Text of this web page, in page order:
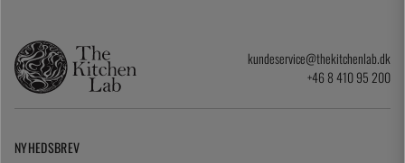
kundeservice@thekitchenlab.dk
+46 8 410 95 200
NYHEDSBREV